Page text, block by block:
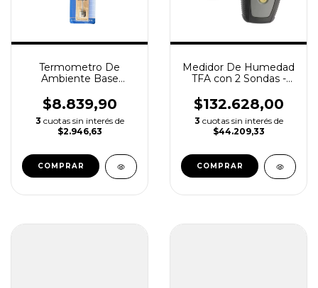
Termometro De
Ambiente Base
°c A +50 °c
$8.839,90
3 cuotas sin interés de
$2.946,63
Medidor De Humedad
TFA con 2 Sondas -
Cartón y más
$132.628,00
3 cuotas sin interés de
$44.209,33